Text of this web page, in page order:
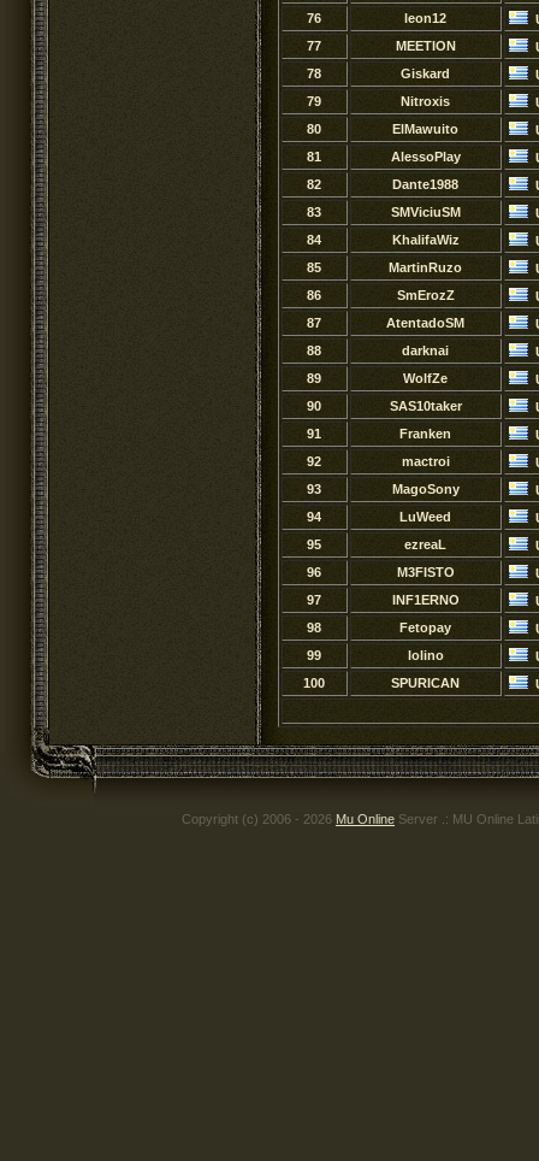
76
leon12
77
MEETION
78
Giskard
79
Nitroxis
80
ElMawuito
81
AlessoPlay
82
Dante1988
83
SMViciuSM
84
KhalifaWiz
85
MartinRuzo
86
SmErozZ
87
AtentadoSM
88
darknai
89
WolfZe
90
SAS10taker
91
Franken
92
mactroi
93
MagoSony
94
LuWeed
95
ezreaL
96
M3FISTO
97
INF1ERNO
98
Fetopay
99
lolino
100
SPURICAN
Copyright (c) 2006 - 2026 Mu Online Server .: MU Online